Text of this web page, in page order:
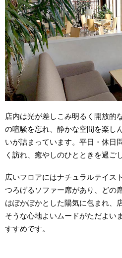
店内は光が差しこみ明るく開放的
の喧騒を忘れ、静かな空間を楽し
いが詰まっています。平日・休日
く訪れ、癒やしのひとときを過ご
広いフロアにはナチュラルテイス
つろげるソファー席があり、どの
はぽかぽかとした陽気に包まれ、
そうな心地よいムードがただよい
すすめです。